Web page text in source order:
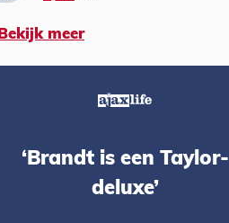
Bekijk meer
‘Brandt is een Taylor-
deluxe’